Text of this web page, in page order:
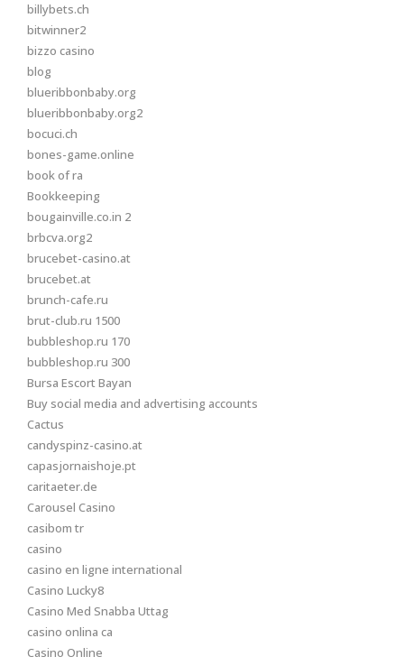
billybets.ch
bitwinner2
bizzo casino
blog
blueribbonbaby.org
blueribbonbaby.org2
bocuci.ch
bones-game.online
book of ra
Bookkeeping
bougainville.co.in 2
brbcva.org2
brucebet-casino.at
brucebet.at
brunch-cafe.ru
brut-club.ru 1500
bubbleshop.ru 170
bubbleshop.ru 300
Bursa Escort Bayan
Buy social media and advertising accounts
Cactus
candyspinz-casino.at
capasjornaishoje.pt
caritaeter.de
Carousel Casino
casibom tr
casino
casino en ligne international
Casino Lucky8
Casino Med Snabba Uttag
casino onlina ca
Casino Online